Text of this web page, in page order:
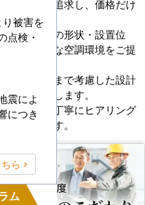
の価値を追求し、価格だけ
います。
、室内機の形状・設置位
し、最適な空調環境をご提
ナンス性まで考慮した設計
サポートします。
ご要望を丁寧にヒアリング
届けします。
2
被害を
点検・
震によ
につき
ら
ム